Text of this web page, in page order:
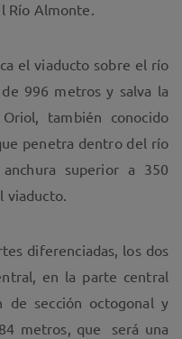
Río Almonte.
el viaducto sobre el río
996 metros y salva la
también conocido
penetra dentro del río
superior a 350
viaducto.
diferenciadas, los dos
en la parte central
de sección octogonal y
metros, que será una